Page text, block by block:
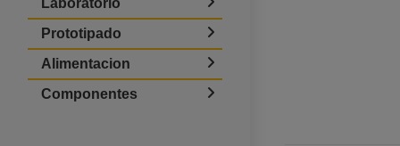
Laboratorio
Prototipado
Alimentacion
Componentes